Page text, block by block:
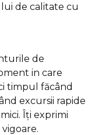
de calitate cu
de
in care
timpul făcând
excursii rapide
Îți exprimi